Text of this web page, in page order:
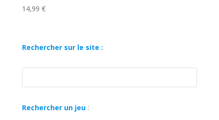
14,99 €
Rechercher sur le site :
Rechercher un jeu: